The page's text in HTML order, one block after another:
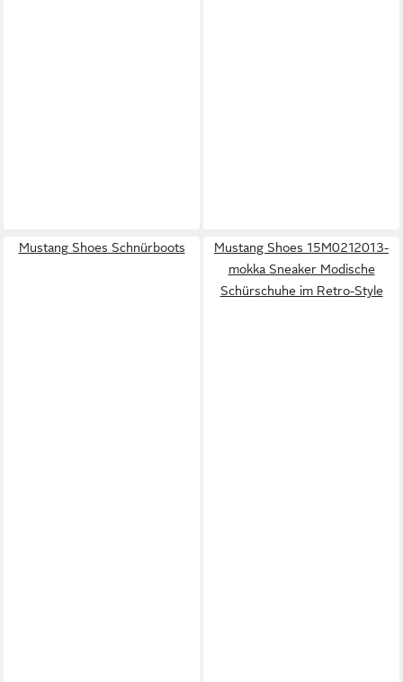
Mustang Shoes Schnürboots
Mustang Shoes 15M0212013-
mokka Sneaker Modische
Schürschuhe im Retro-Style